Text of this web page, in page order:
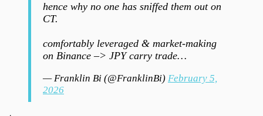
hence why no one has sniffed them out on
CT.
comfortably leveraged & market-making
on Binance –> JPY carry trade…
— Franklin Bi (@FranklinBi) February 5,
2026